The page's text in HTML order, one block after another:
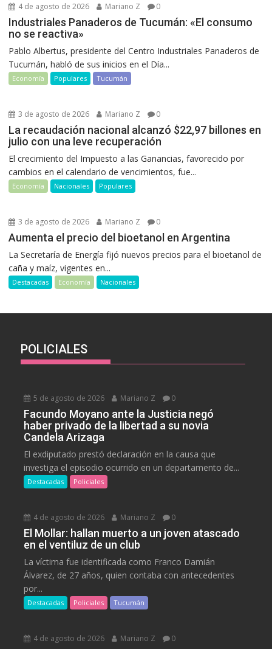
4 de agosto de 2026 Mariano Z 0
Industriales Panaderos de Tucumán: «El consumo
no se reactiva»
Pablo Albertus, presidente del Centro Industriales Panaderos de
Tucumán, habló de sus inicios en el Día...
Economía Populares Tucumán
3 de agosto de 2026 Mariano Z 0
La recaudación nacional alcanzó $22,97 billones en
julio con una leve recuperación
El crecimiento del Impuesto a las Ganancias, favorecido por
cambios en el calendario de vencimientos, fue...
Economía Nacionales Populares
3 de agosto de 2026 Mariano Z 0
Aumenta el precio del bioetanol en Argentina
La Secretaría de Energía fijó nuevos precios para el bioetanol de
caña y maíz, vigentes en...
Destacadas Economía Nacionales
POLICIALES
5 de agosto de 2026 Mariano Z 0
Facundo Moyano ante la Justicia negó
haber privado de la libertad a su novia
Candela Arizaga
El exdiputado prestó declaración en la causa que
investiga el episodio ocurrido en un departamento de...
Destacadas Policiales
4 de agosto de 2026 Mariano Z 0
El Mollar: hallan muerto a un joven atascado
en el ventiluz de un club
La víctima fue identificada como Franco Damián
Álvarez, de 27 años, quien contaba con antecedentes
por...
Destacadas Policiales Tucumán
4 de agosto de 2026 Mariano Z 0